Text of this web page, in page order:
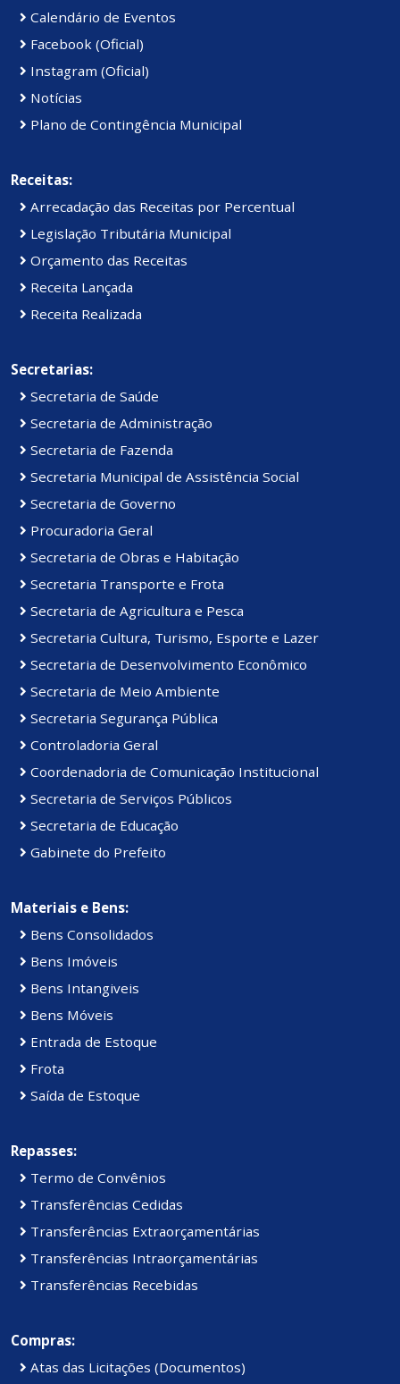
Calendário de Eventos
Facebook (Oficial)
Instagram (Oficial)
Notícias
Plano de Contingência Municipal
Receitas:
Arrecadação das Receitas por Percentual
Legislação Tributária Municipal
Orçamento das Receitas
Receita Lançada
Receita Realizada
Secretarias:
Secretaria de Saúde
Secretaria de Administração
Secretaria de Fazenda
Secretaria Municipal de Assistência Social
Secretaria de Governo
Procuradoria Geral
Secretaria de Obras e Habitação
Secretaria Transporte e Frota
Secretaria de Agricultura e Pesca
Secretaria Cultura, Turismo, Esporte e Lazer
Secretaria de Desenvolvimento Econômico
Secretaria de Meio Ambiente
Secretaria Segurança Pública
Controladoria Geral
Coordenadoria de Comunicação Institucional
Secretaria de Serviços Públicos
Secretaria de Educação
Gabinete do Prefeito
Materiais e Bens:
Bens Consolidados
Bens Imóveis
Bens Intangiveis
Bens Móveis
Entrada de Estoque
Frota
Saída de Estoque
Repasses:
Termo de Convênios
Transferências Cedidas
Transferências Extraorçamentárias
Transferências Intraorçamentárias
Transferências Recebidas
Compras:
Atas das Licitações (Documentos)